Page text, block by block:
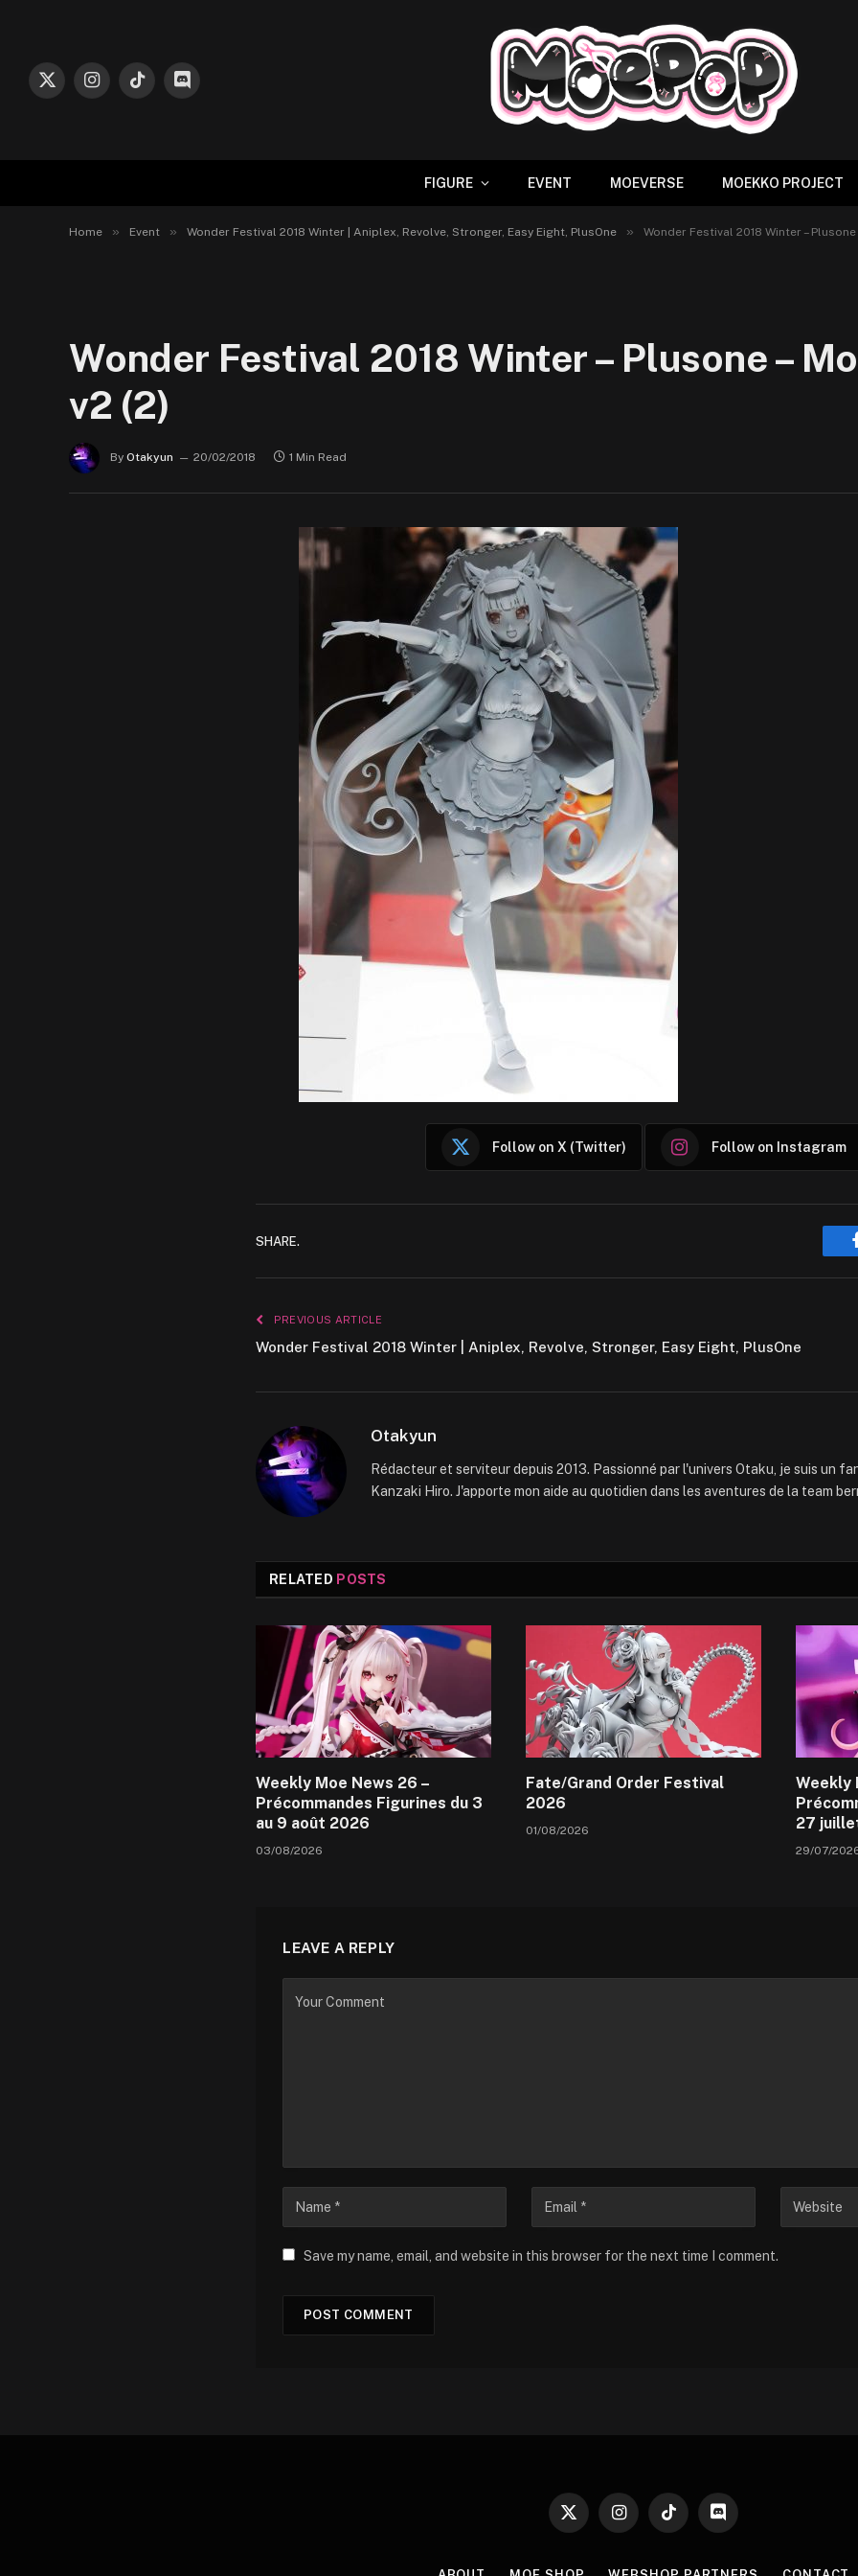
X
InstagramTikTokDiscord
FIGURE EVENT MOEVERSE MOEKKO PROJECT
Home » Event » Wonder Festival 2018 Winter | Aniplex, Revolve, Stronger, Easy Eight, PlusOne » Wonder Festival 2018 Winter – Plusone
Wonder Festival 2018 Winter – Plusone –
v2 (2)
By Otakyun 20/02/2018 1 Min Read
Follow on X (Twitter) Follow on Instagram
SHARE.
PREVIOUS ARTICLE
Wonder Festival 2018 Winter | Aniplex, Revolve, Stronger, Easy Eight, PlusOne
Otakyun
Rédacteur et serviteur depuis 2013. Passionné par l'univers Otaku, je suis un
Kanzaki Hiro. J'apporte mon aide au quotidien dans les aventures de la team
RELATED POSTS
Weekly Moe News 26 –
Précommandes Figurines du 3
au 9 août 2026
03/08/2026
Fate/Grand Order Festival
2026
01/08/2026
Weekly
27
29/07/
LEAVE A REPLY
Save my name, email, and website in this browser for the next time I comment.
X
InstagramTikTok Discord